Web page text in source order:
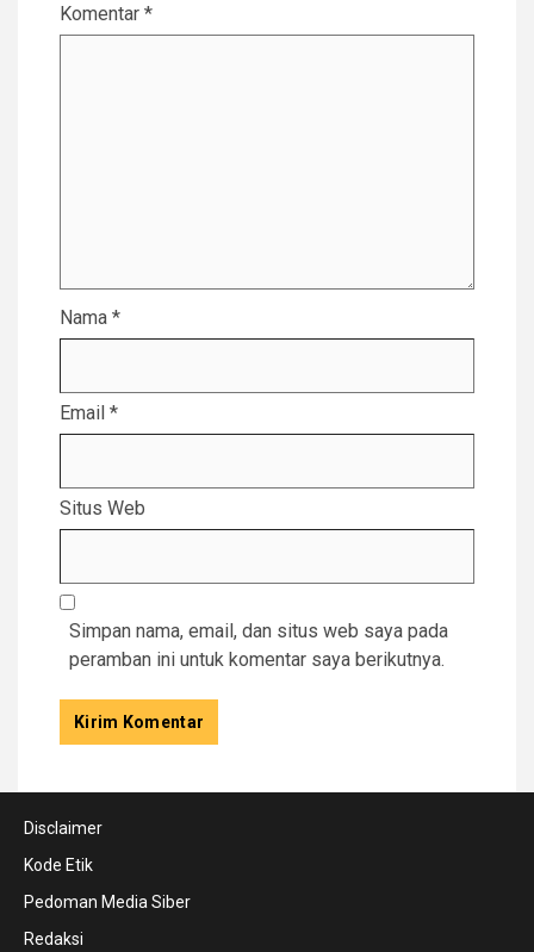
Komentar *
Nama *
Email *
Situs Web
Simpan nama, email, dan situs web saya pada
peramban ini untuk komentar saya berikutnya.
Disclaimer
Kode Etik
Pedoman Media Siber
Redaksi